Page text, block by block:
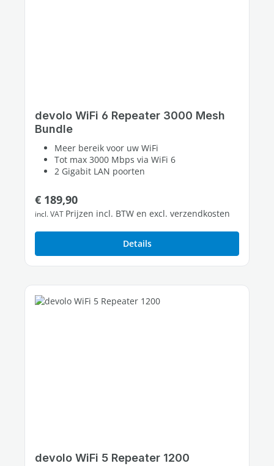
devolo WiFi 6 Repeater 3000 Mesh
Bundle
Meer bereik voor uw WiFi
Tot max 3000 Mbps via WiFi 6
2 Gigabit LAN poorten
Normale prijs:
€ 189,90
incl. VAT Prijzen incl. BTW en excl. verzendkosten
Details
devolo WiFi 5 Repeater 1200